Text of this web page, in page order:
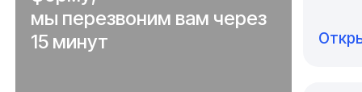
мы перезвоним вам через
15 минут